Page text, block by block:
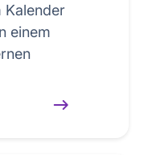
Kalender
einem